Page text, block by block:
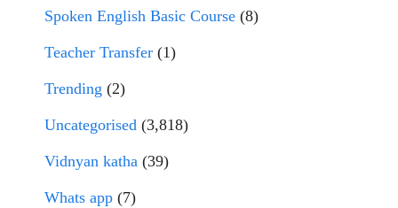
Spoken English Basic Course (8)
Teacher Transfer (1)
Trending (2)
Uncategorised (3,818)
Vidnyan katha (39)
Whats app (7)